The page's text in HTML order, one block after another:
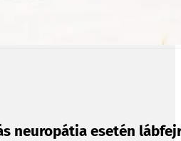
neuropátia esetén